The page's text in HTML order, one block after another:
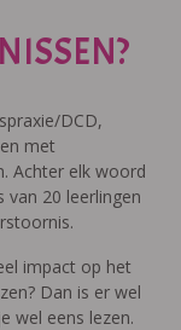
DCD,
met
Achter elk woord
van 20 leerlingen
impact op het
Dan is er wel
wel eens lezen.